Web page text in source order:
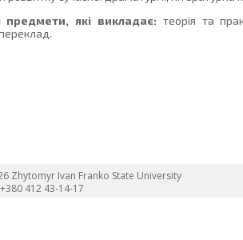
предмети, які викладає: теорія та
Zhytomyr Ivan Franko State University
412 43-14-17